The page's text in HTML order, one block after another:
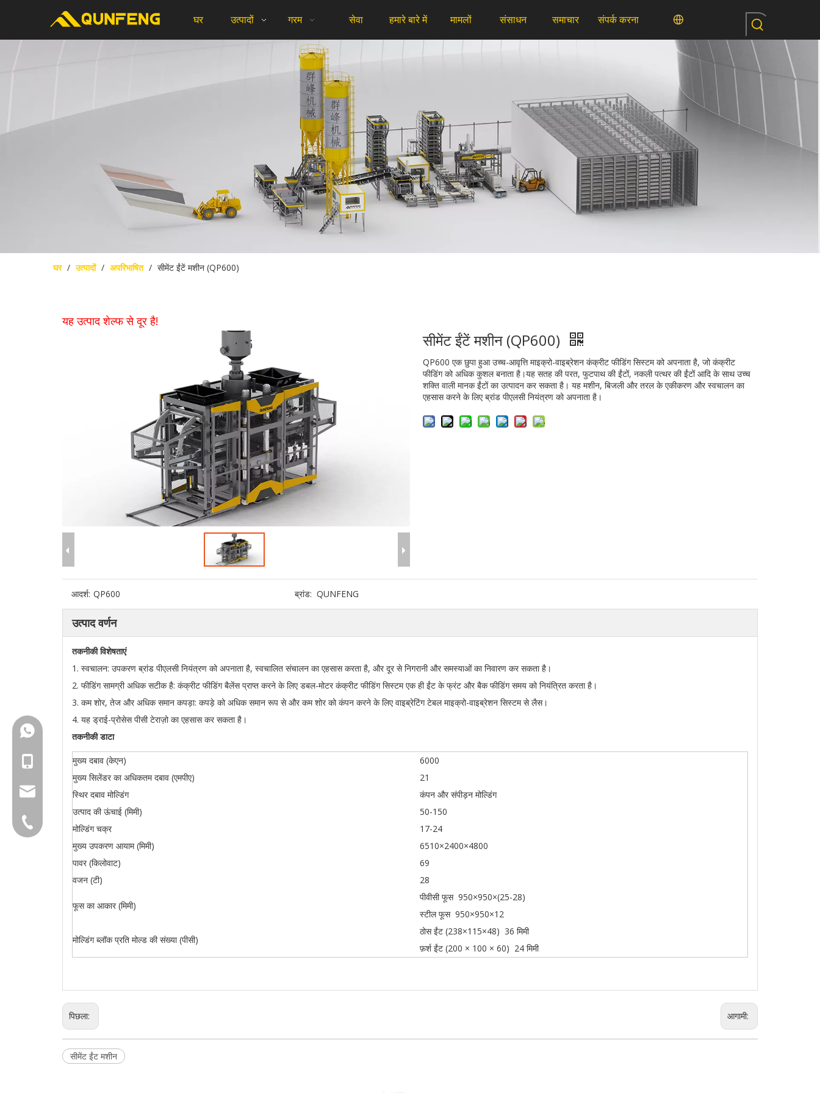
घर उत्पादों गरम सेवा हमारे बारे में मामलों संसाधन समाचार संपर्क करना
घर / उत्पादों / अपरिभाषित / सीमेंट ईंटें मशीन (QP600)
यह उत्पाद शेल्फ से दूर है!
सीमेंट ईंटें मशीन (QP600)
QP600 एक छुपा हुआ उच्च-आवृत्ति माइक्रो-वाइब्रेशन कंक्रीट फीडिंग सिस्टम को अपनाता है, जो कंक्रीट
फीडिंग को अधिक कुशल बनाता है।यह सतह की परत, फुटपाथ की ईंटों, नकली पत्थर की ईंटों आदि के साथ उच्च
शक्ति वाली मानक ईंटों का उत्पादन कर सकता है। यह मशीन, बिजली और तरल के एकीकरण और स्वचालन का
एहसास करने के लिए ब्रांड पीएलसी नियंत्रण को अपनाता है।
आदर्श: QP600 ब्रांड: QUNFENG
उत्पाद वर्णन
तकनीकी विशेषताएं
1. स्वचालन: उपकरण ब्रांड पीएलसी नियंत्रण को अपनाता है, स्वचालित संचालन का एहसास करता है, और दूर से निगरानी और समस्याओं का निवारण कर सकता है।
2. फीडिंग सामग्री अधिक सटीक है: कंक्रीट फीडिंग बैलेंस प्राप्त करने के लिए डबल-मोटर कंक्रीट फीडिंग सिस्टम एक ही ईंट के फ्रंट और बैक फीडिंग समय को नियंत्रित करता है।
3. कम शोर, तेज और अधिक समान कपड़ा: कपड़े को अधिक समान रूप से और कम शोर को कंपन करने के लिए वाइब्रेटिंग टेबल माइक्रो-वाइब्रेशन सिस्टम से लैस।
4. यह ड्राई-प्रोसेस पीसी टेराज़ो का एहसास कर सकता है।
तकनीकी डाटा
मुख्य दबाव (केएन)
6000
मुख्य सिलेंडर का अधिकतम दबाव (एमपीए)
21
स्थिर दबाव मोल्डिंग
कंपन और संपीड़न मोल्डिंग
उत्पाद की ऊंचाई (मिमी)
50-150
मोल्डिंग चक्र
17-24
मुख्य उपकरण आयाम (मिमी)
6510×2400×4800
पावर (किलोवाट)
69
वजन (टी)
28
फूस का आकार (मिमी)
पीवीसी फूस 950×950×(25-28)
स्टील फूस 950×950×12
मोल्डिंग ब्लॉक प्रति मोल्ड की संख्या (पीसी)
ठोस ईंट (238×115×48) 36 मिमी
फ़र्श ईंट (200 × 100 × 60) 24 मिमी
पिछला: आगामी:
सीमेंट ईंट मशीन
+86-18150503129
+86-18150503129
group@qunfeng.com
+86-595 22356782